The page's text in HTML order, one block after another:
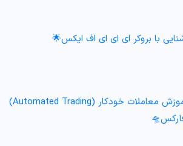
با بروکر ای ای ای اف ایکس🌟
🔦آموزش معاملات خودکار (Automated Trading)